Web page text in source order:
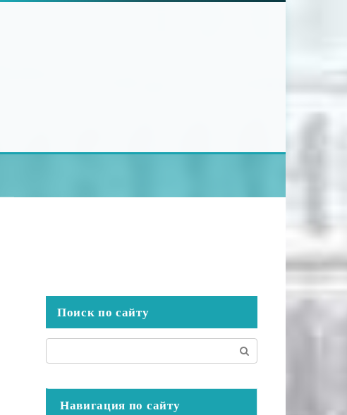
Поиск по сайту
Навигация по сайту